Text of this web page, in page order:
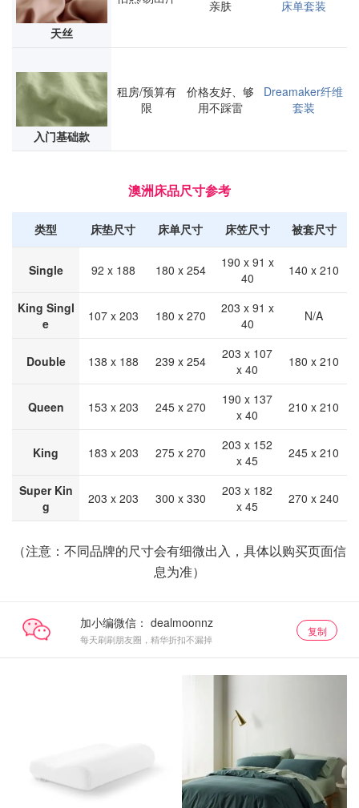
天丝
亲肤 床单套装
入门基础款
租房/预算有
限
价格友好、够
用不踩雷
Dreamaker纤维
套装
澳洲床品尺寸参考
类型 床垫尺寸 床单尺寸 床笠尺寸 被套尺寸
Single 92 x 188 180 x 254
190 x 91 x
40
140 x 210
King Singl
e
107 x 203 180 x 270
203 x 91 x
40
N/A
Double 138 x 188 239 x 254
203 x 107
x 40
180 x 210
Queen 153 x 203 245 x 270
190 x 137
x 40
210 x 210
King 183 x 203 275 x 270
203 x 152
x 45
245 x 210
Super Kin
g
203 x 203 300 x 330
203 x 182
x 45
270 x 240
（注意：不同品牌的尺寸会有细微出入，具体以购买页面信
息为准）
加小编微信：
每天刷刷朋友圈，精华折扣不漏掉
复制